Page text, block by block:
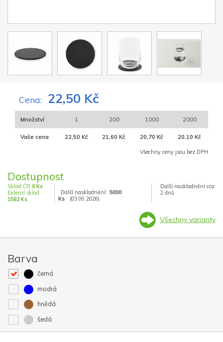
Cena: 22,50 Kč
Množství 1 200 1000 2000
Vaše cena 22,50 Kč 21,60 Kč 20,70 Kč 20,10 Kč
Všechny ceny jsou bez DPH
Dostupnost
Sklad ČR 0 Ks
Externí sklad
1582 Ks
Další naskladnění: 5000
Ks
(03.09.2026)
Další naskladnění cca
2 dnů
Všechny varianty
Barva
černá
modrá
hnědá
šedá